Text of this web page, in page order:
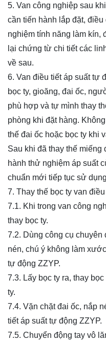
5. Van công nghiệp sau
cần tiến hành lắp đặt,
nghiệm tính năng làm
lại chứng từ chi tiết các
về sau.
6. Van điều tiết áp suất tự
bọc ty, gioăng, đai ốc,
phù hợp và tự mình thay
phòng khi đặt hàng.
thế đai ốc hoặc bọc ty khi
Sau khi đã thay thế miếng
hành thử nghiệm áp suất
chuẩn mới tiếp tục sử
7. Thay thế bọc ty van
7.1. Khi trong van công
thay bọc ty.
7.2. Dùng công cụ
nén, chú ý không làm
tự động ZZYP.
7.3. Lấy bọc ty ra, thay
ty.
7.4. Vặn chặt đai ốc, nắp
tiết áp suất tự động ZZYP.
7.5. Chuyển động tay vô